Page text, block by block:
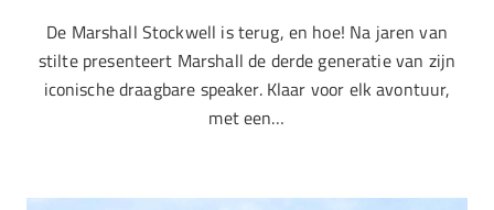
De Marshall Stockwell is terug, en hoe! Na jaren van
stilte presenteert Marshall de derde generatie van zijn
iconische draagbare speaker. Klaar voor elk avontuur,
met een…